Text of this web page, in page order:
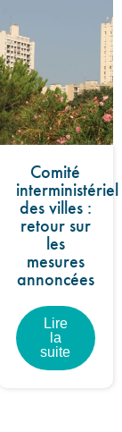
Comité
interministériel
des villes :
retour sur
les
mesures
annoncées
Lire
la
suite